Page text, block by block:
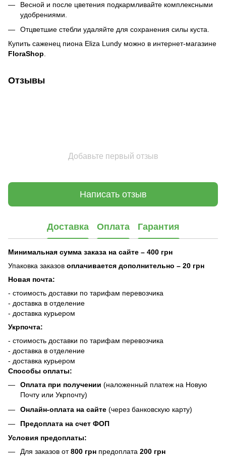
Весной и после цветения подкармливайте комплексными
удобрениями.
Отцветшие стебли удаляйте для сохранения силы куста.
Купить саженец пиона Eliza Lundy можно в интернет-магазине
FloraShop
Отзывы
Добавьте первый отзыв
Написать отзыв
Доставка Оплата Гарантия
Минимальная сумма заказа на сайте – 400 грн
Упаковка заказов оплачивается дополнительно – 20 грн
Новая почта:
- стоимость доставки по тарифам перевозчика
- доставка в отделение
- доставка курьером
Укрпочта:
- стоимость доставки по тарифам перевозчика
- доставка в отделение
- доставка курьером
Способы оплаты:
Оплата при получении (наложенный платеж на Новую
Почту или Укрпочту)
Онлайн-оплата на сайте (через банковскую карту)
Предоплата на счет ФОП
Условия предоплаты:
Для заказов от800 грн предоплата 200 грн